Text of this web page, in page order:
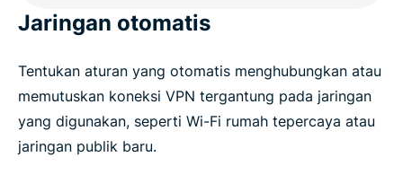
Jaringan otomatis
Tentukan aturan yang otomatis menghubungkan atau
memutuskan koneksi VPN tergantung pada jaringan
yang digunakan, seperti Wi-Fi rumah tepercaya atau
jaringan publik baru.